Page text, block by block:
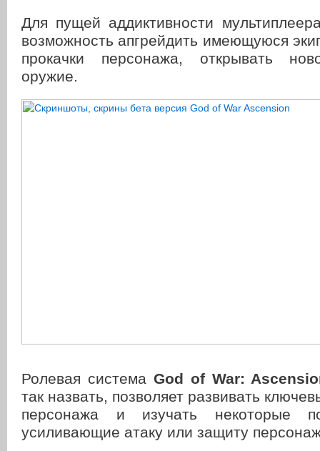
Для пущей аддиктивности
возможность апгрейдить имеющуюся
прокачки персонажа, открывать
оружие.
Ролевая система God of War:
так назвать, позволяет развивать
персонажа и изучать некоторые
усиливающие атаку или защиту